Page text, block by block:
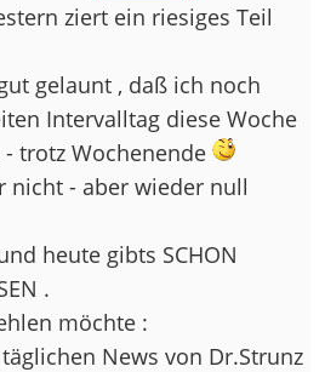
ziert ein riesiges Teil
gelaunt , daß ich noch
Intervalltag diese Woche
trotz Wochenende
nicht - aber wieder null
heute gibts SCHON
.
möchte :
News von Dr.Strunz